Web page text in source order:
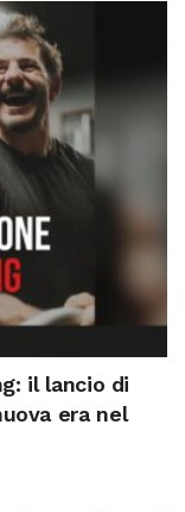
il lancio di
era nel